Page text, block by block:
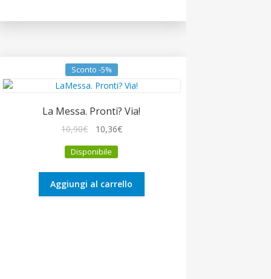
Sconto -5%
La Messa. Pronti? Via!
10,90€
originale
10,90€.
10,36€Il
10,36€.
Disponibile
Aggiungi al carrello